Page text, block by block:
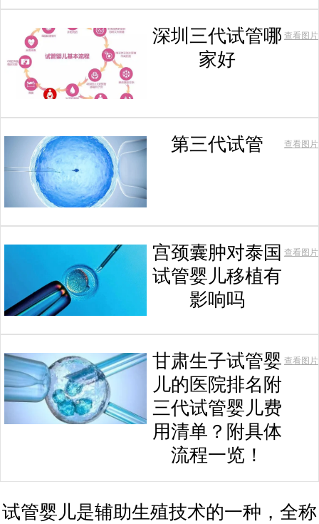
深圳三代试管哪
家好
查看图片
第三代试管 查看图片
宫颈囊肿对泰国
试管婴儿移植有
影响吗
查看图片
甘肃生子试管婴
儿的医院排名附
三代试管婴儿费
用清单？附具体
流程一览！
查看图片
试管婴儿是辅助生殖技术的一种，全称